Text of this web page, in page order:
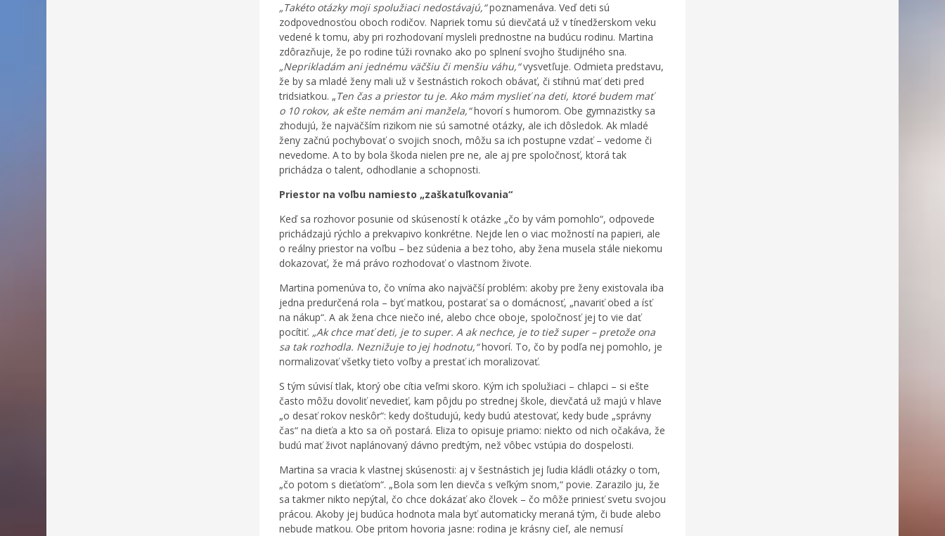
„Takéto otázky moji spolužiaci nedostávajú,“poznamenáva. Veď deti sú
zodpovednosťou oboch rodičov. Napriek tomu sú dievčatá už v tínedžerskom veku
vedené k tomu, aby pri rozhodovaní mysleli prednostne na budúcu rodinu. Martina
zdôrazňuje, že po rodine túži rovnako ako po splnení svojho študijného sna.
„Neprikladám ani jednému väčšiu či menšiu váhu,“vysvetľuje. Odmieta predstavu,
že by sa mladé ženy mali už v šestnástich rokoch obávať, či stihnú mať deti pred
tridsiatkou. „Ten čas a priestor tu je. Ako mám myslieť na deti, ktoré budem mať
o 10 rokov, ak ešte nemám ani manžela,“hovorí s humorom. Obe gymnazistky sa
zhodujú, že najväčším rizikom nie sú samotné otázky, ale ich dôsledok. Ak mladé
ženy začnú pochybovať o svojich snoch, môžu sa ich postupne vzdať – vedome či
nevedome. A to by bola škoda nielen pre ne, ale aj pre spoločnosť, ktorá tak
prichádza o talent, odhodlanie a schopnosti.
Priestor na voľbu namiesto „zaškatuľkovania“
Keď sa rozhovor posunie od skúseností k otázke „čo by vám pomohlo“, odpovede
prichádzajú rýchlo a prekvapivo konkrétne. Nejde len o viac možností na papieri, ale
o reálny priestor na voľbu – bez súdenia a bez toho, aby žena musela stále niekomu
dokazovať, že má právo rozhodovať o vlastnom živote.
Martina pomenúva to, čo vníma ako najväčší problém: akoby pre ženy existovala iba
jedna predurčená rola – byť matkou, postarať sa o domácnosť, „navariť obed a ísť
na nákup“. A ak žena chce niečo iné, alebo chce oboje, spoločnosť jej to vie dať
pocítiť. „Ak chce mať deti, je to super. A ak nechce, je to tiež super – pretože ona
sa tak rozhodla. Neznižuje to jej hodnotu,“hovorí. To, čo by podľa nej pomohlo, je
normalizovať všetky tieto voľby a prestať ich moralizovať.
S tým súvisí tlak, ktorý obe cítia veľmi skoro. Kým ich spolužiaci – chlapci – si ešte
často môžu dovoliť nevedieť, kam pôjdu po strednej škole, dievčatá už majú v hlave
„o desať rokov neskôr“: kedy doštudujú, kedy budú atestovať, kedy bude „správny
čas“ na dieťa a kto sa oň postará. Eliza to opisuje priamo: niekto od nich očakáva, že
budú mať život naplánovaný dávno predtým, než vôbec vstúpia do dospelosti.
Martina sa vracia k vlastnej skúsenosti: aj v šestnástich jej ľudia kládli otázky o tom,
„čo potom s dieťaťom“. „Bola som len dievča s veľkým snom,“ povie. Zarazilo ju, že
sa takmer nikto nepýtal, čo chce dokázať ako človek – čo môže priniesť svetu svojou
prácou. Akoby jej budúca hodnota mala byť automaticky meraná tým, či bude alebo
nebude matkou. Obe pritom hovoria jasne: rodina je krásny cieľ, ale nemusí